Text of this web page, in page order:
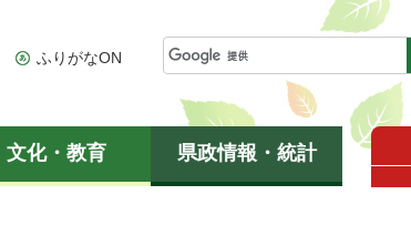
ふりがなON
文化・教育 県政情報・統計